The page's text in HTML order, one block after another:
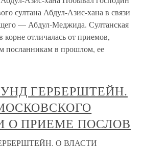
султана Абдул-Азис-хана в связи
— Абдул-Меджида. Султанская
отличалась от приемов,
посланникам в прошлом, ее
ГЕРБЕРШТЕЙН.
О ПРИЕМЕ ПОСЛОВ
О ВЛАСТИ